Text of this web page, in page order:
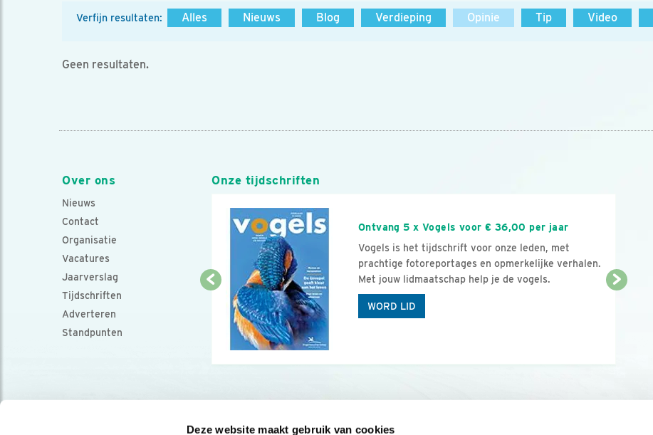
Deze website maakt gebruik van cookies
Verfijn resultaten: Alles Nieuws Blog Verdieping Opinie Tip Video
Geen resultaten.
Over ons
Nieuws
Contact
Organisatie
Vacatures
Jaarverslag
Tijdschriften
Adverteren
Standpunten
Onze tijdschriften
Ontvang 5 x Vogels voor € 36,00 per jaar
Vogels is het tijdschrift voor onze leden, met
prachtige fotoreportages en opmerkelijke verhalen.
Met jouw lidmaatschap help je de vogels.
WORD LID